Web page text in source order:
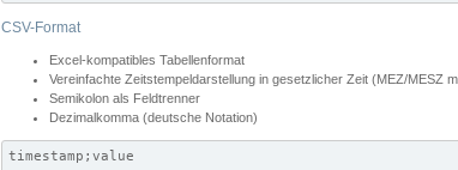
CSV-Format
Excel-kompatibles Tabellenformat
Vereinfachte Zeitstempeldarstellung in gesetzlicher Zeit (MEZ/MESZ
Semikolon als Feldtrenner
Dezimalkomma (deutsche Notation)
timestamp;value